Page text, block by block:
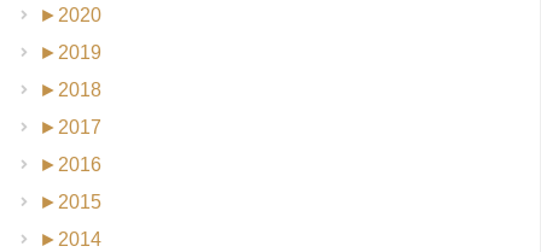
► 2020
► 2019
► 2018
► 2017
► 2016
► 2015
► 2014